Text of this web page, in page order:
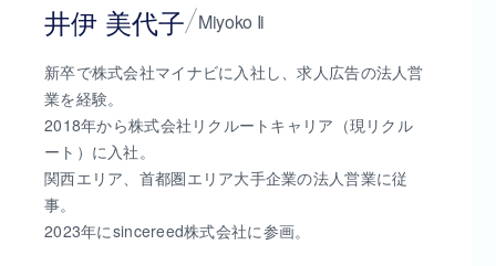
井伊 美代子 Miyoko Ii
新卒で株式会社マイナビに入社し、求人広告の法人営
業を経験。
2018年から株式会社リクルートキャリア（現リクル
ート）に入社。
関西エリア、首都圏エリア大手企業の法人営業に従
事。
2023年にsincereed株式会社に参画。